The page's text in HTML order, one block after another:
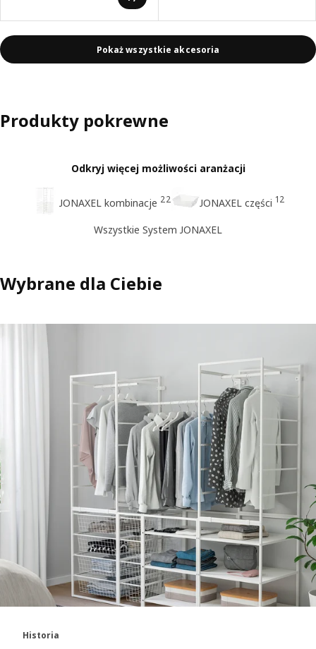
Pokaż wszystkie akcesoria
Produkty pokrewne
Odkryj więcej możliwości aranżacji
JONAXEL kombinacje 22 JONAXEL części 12
Wszystkie System JONAXEL
Wybrane dla Ciebie
Historia